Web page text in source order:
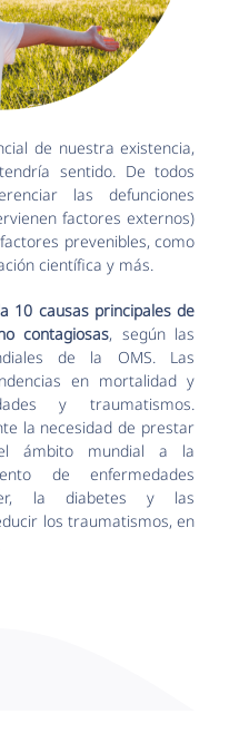
de nuestra existencia,
sentido. De todos
las defunciones
factores externos)
prevenibles, como
científica y más.
10 causas principales de
contagiosas, según las
de la OMS. Las
en mortalidad y
y traumatismos.
la necesidad de prestar
ámbito mundial a la
de enfermedades
la diabetes y las
los traumatismos, en